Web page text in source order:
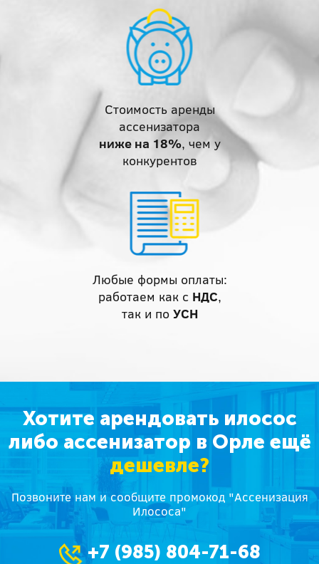
Стоимость аренды
ассенизатора
ниже на 18%, чем у
конкурентов
Любые формы оплаты:
работаем как с НДС,
так и по УСН
Хотите арендовать илосос
либо ассенизатор в Орле ещё
дешевле?
Позвоните нам и сообщите промокод "Ассенизация
Илососа"
+7 (985) 804-71-68